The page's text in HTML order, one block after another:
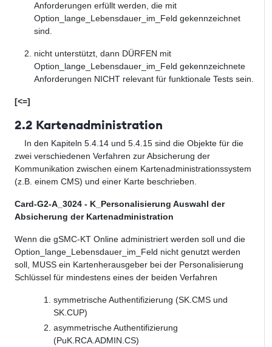
Anforderungen erfüllt werden, die mit
Option_lange_Lebensdauer_im_Feld gekennzeichnet
sind.
nicht unterstützt, dann DÜRFEN mit
Option_lange_Lebensdauer_im_Feld gekennzeichnete
Anforderungen NICHT relevant für funktionale Tests sein.
[<=]
2.2 Kartenadministration
In den Kapiteln 5.4.14 und 5.4.15 sind die Objekte für die
zwei verschiedenen Verfahren zur Absicherung der
Kommunikation zwischen einem Kartenadministrationssystem
(z.B. einem CMS) und einer Karte beschrieben.
Card-G2-A_3024 - K_Personalisierung Auswahl der
Absicherung der Kartenadministration
Wenn die gSMC-KT Online administriert werden soll und die
Option_lange_Lebensdauer_im_Feld nicht genutzt werden
soll, MUSS ein Kartenherausgeber bei der Personalisierung
Schlüssel für mindestens eines der beiden Verfahren
symmetrische Authentifizierung (SK.CMS und
SK.CUP)
asymmetrische Authentifizierung
(PuK.RCA.ADMIN.CS)